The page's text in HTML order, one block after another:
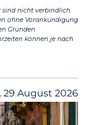
nicht verbindlich.
ohne Vorankündigung
Gründen
können je nach
29 August 2026